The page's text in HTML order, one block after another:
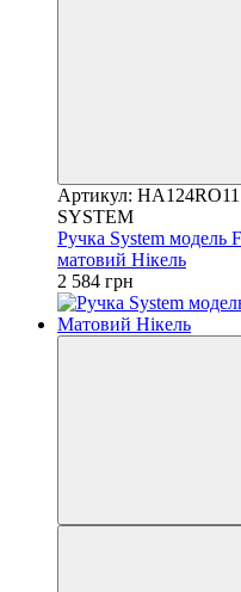
Артикул:
SYSTEM
Ручка System модель
матовий Нікель
2 584 грн